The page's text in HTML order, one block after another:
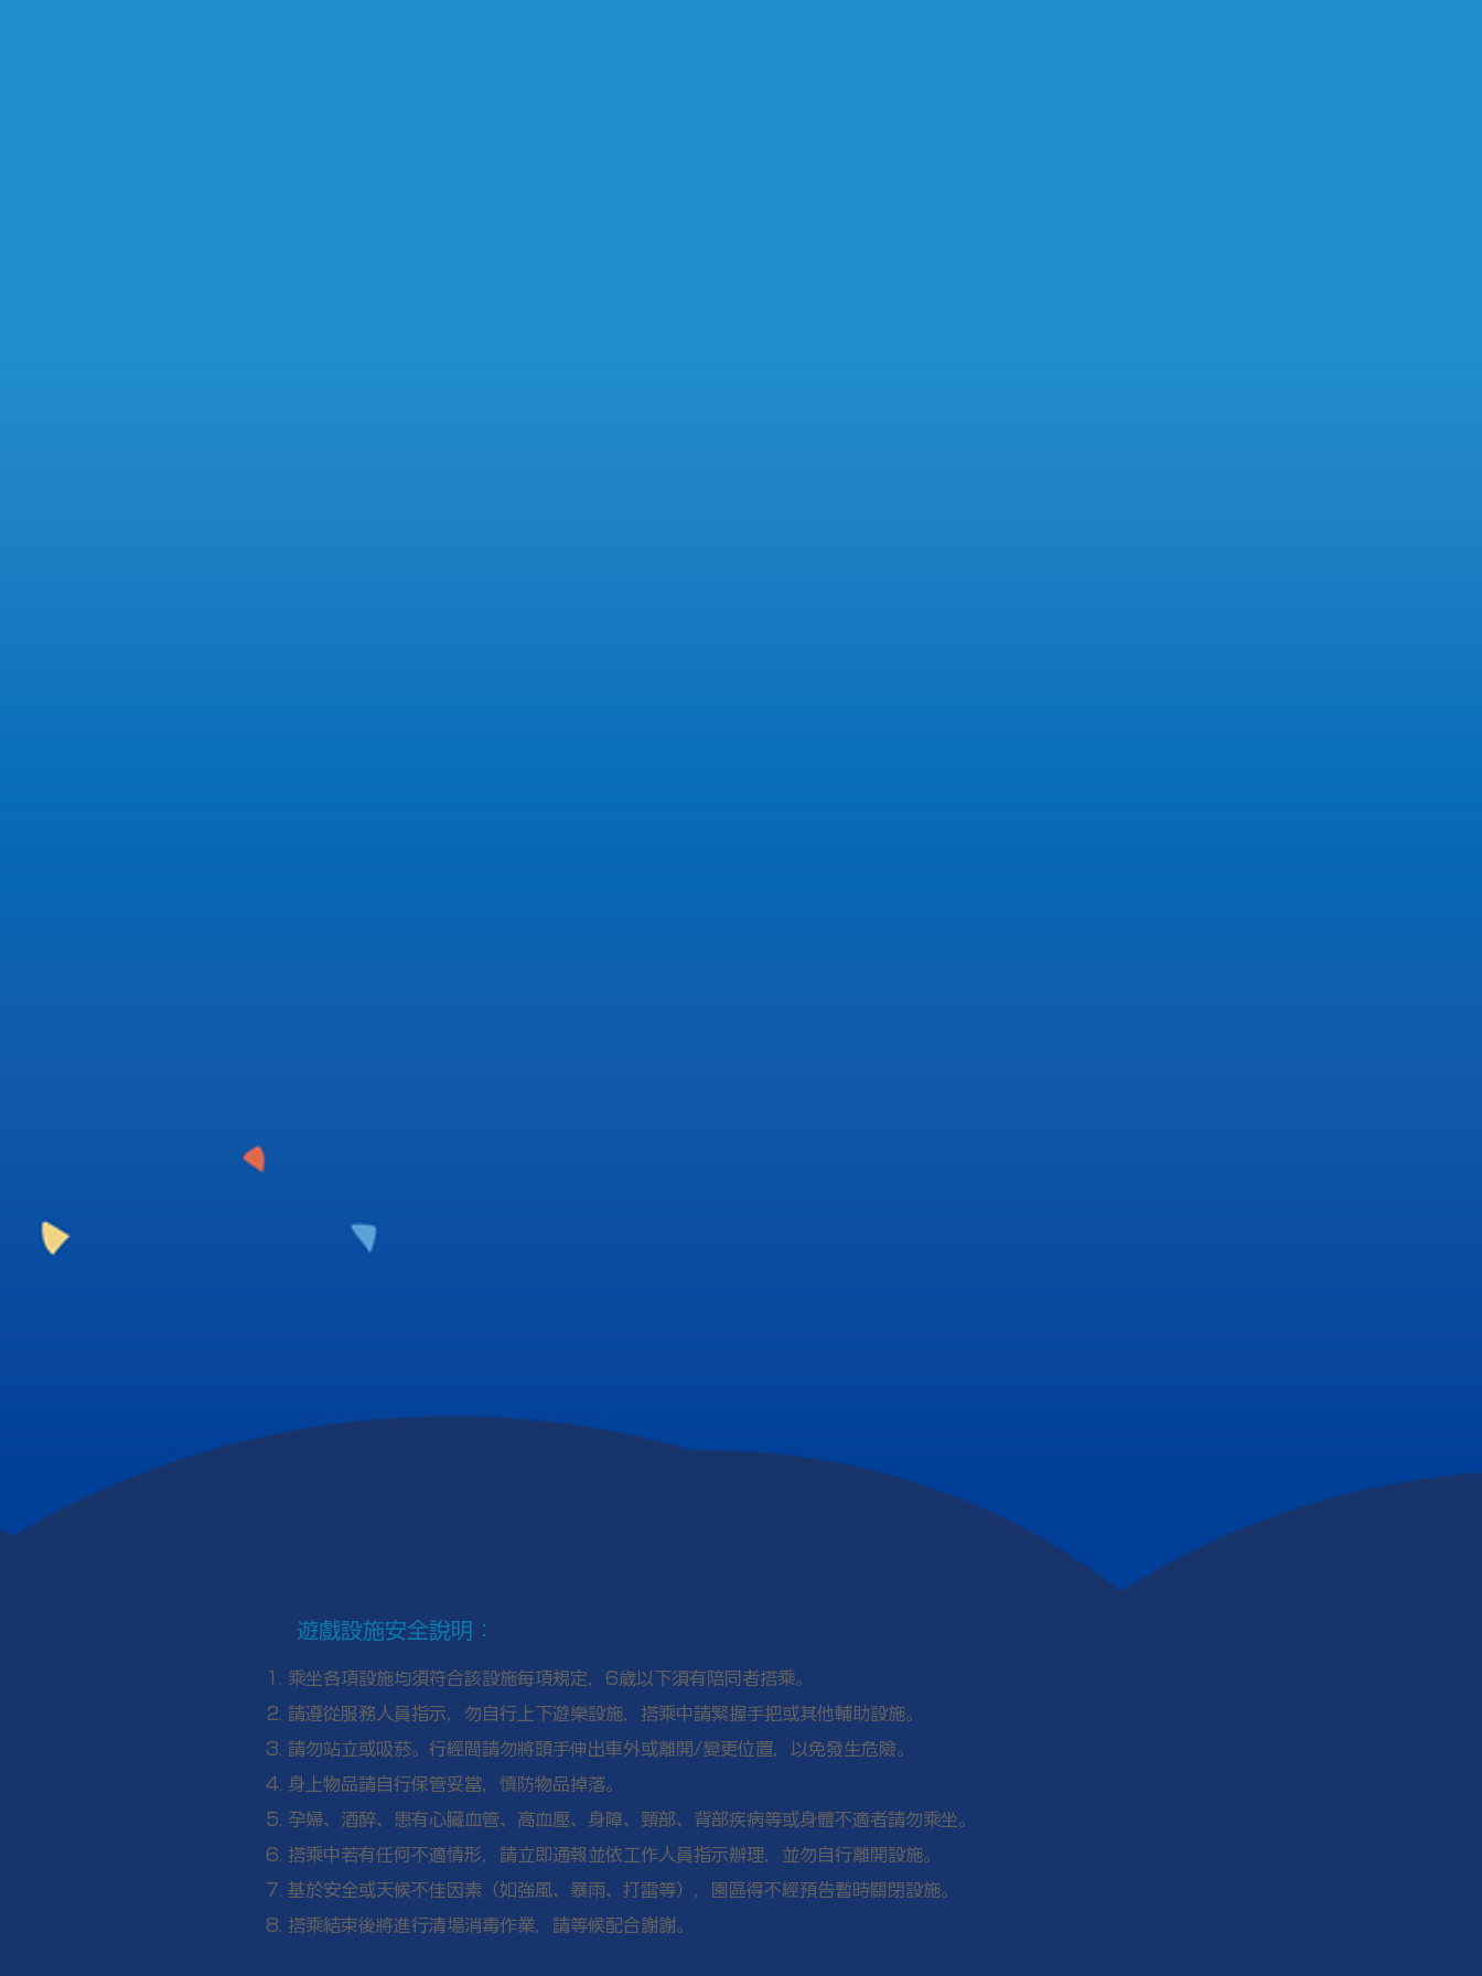
遊戲設施安全說明：
乘坐各項設施均須符合該設施每項規定，6歲以下須有陪同者搭乘。
請遵從服務人員指示，勿自行上下遊樂設施，搭乘中請緊握手把或其他輔助設施。
請勿站立或吸菸。行經間請勿將頭手伸出車外或離開/變更位置，以免發生危險。
身上物品請自行保管妥當，慎防物品掉落。
孕婦、酒醉、患有心臟血管、高血壓、身障、頸部、背部疾病等或身體不適者請勿乘坐。
搭乘中若有任何不適情形，請立即通報並依工作人員指示辦理，並勿自行離開設施。
基於安全或天候不佳因素（如強風、暴雨、打雷等），園區得不經預告暫時關閉設施。
搭乘結束後將進行清場消毒作業，請等候配合謝謝。